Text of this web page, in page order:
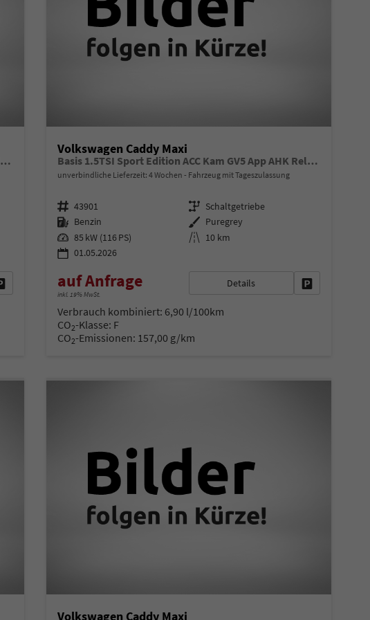
Basis 1.5TSI Sport Edition ACC Kam GV5 App AHK Reling
Fahrzeug parken
Volkswagen Caddy Maxi
Basis 1.5TSI Sport Edition ACC Kam GV5 App AHK Reling
unverbindliche Lieferzeit: 4 Wochen Fahrzeug mit Tageszulassung
Fahrzeugnr. 43901 Getriebe Schaltgetriebe
Kraftstoff Benzin Außenfarbe Puregrey
Leistung 85 kW (116 PS) Kilometerstand 10 km
01.05.2026
auf Anfrage
inkl. 19% MwSt.
Details
Verbrauch kombiniert: 6,90 l/100km
CO2-Klasse: F
CO2-Emissionen: 157,00 g/km
Volkswagen Caddy Maxi